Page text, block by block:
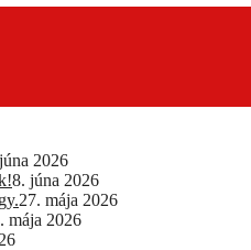
2026
8. júna 2026
27. mája 2026
mája 2026